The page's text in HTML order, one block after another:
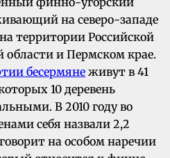
на северо-западе
территории Российской
области и Пермском крае.
бесермяне живут в 41
10 деревень
В 2010 году во
себя назвали 2,2
на особом наречии